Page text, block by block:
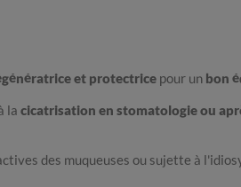
et protectrice pour un bon
la cicatrisation en stomatologie ou
des muqueuses ou sujette à